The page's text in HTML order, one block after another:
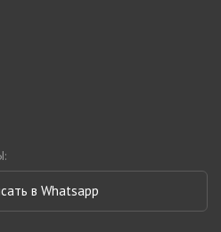
в Whatsapp